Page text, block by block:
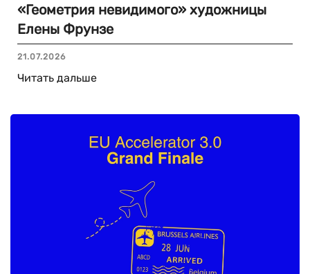
«Геометрия невидимого» художницы
Елены Фрунзе
21.07.2026
Читать дальше